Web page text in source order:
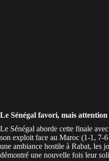
Le Sénégal favori, mais
Le Sénégal aborde cette finale
son exploit face au Maroc (1-1, 7-
une ambiance hostile à Rabat, les
démontré une nouvelle fois leur